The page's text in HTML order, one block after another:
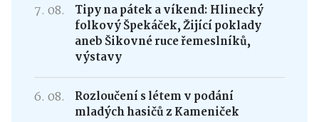
7. 08.
Tipy na pátek a víkend: Hlinecký
folkový Špekáček, Žijící poklady
aneb Šikovné ruce řemeslníků,
výstavy
6. 08.
Rozloučení s létem v podání
mladých hasičů z Kameniček